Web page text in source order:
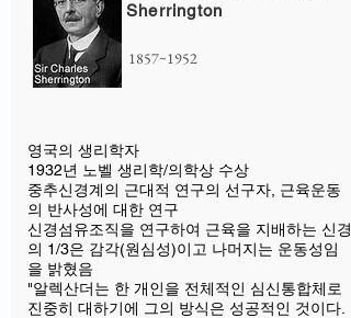
Sherrington
1857~1952
영국의 생리학자
1932년 노벨 생리학/의학상 수상
중추신경계의 근대적 연구의 선구자, 근육운동
의 반사성에 대한 연구
신경섬유조직을 연구하여 근육을 지배하는 신경
의 1/3은 감각(원심성)이고 나머지는 운동성임
을 밝혔음
"알렉산더는 한 개인을 전체적인 심신통합체로
진중히 대하기에 그의 방식은 성공적인 것이다.